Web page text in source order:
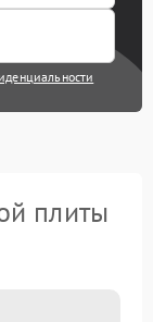
плиты